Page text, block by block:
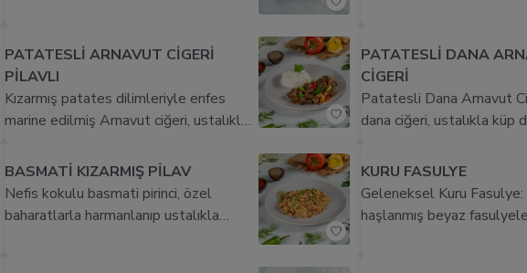
domates sosuyla sunulan bu
geleneksel tat, Ege'nin eşsiz
lezzetlerini sofranıza getiriyor.
sıcak servis edilen bu
yemeği, sofranızın
PATATESLİ ARNAVUT CİGERİ
PİLAVLI
Kızarmış patates dilimleriyle enfes
marine edilmiş Arnavut ciğeri, ustalıkla
servis edilen bu lezzet, damaklarınızda
unutulmaz bir şölen yaratacak. Afiyetle
keşfedin!
PATATESLİ DANA
CİGERİ
Patatesli Dana Arnavut
dana ciğeri, ustalıkla küp
sarısı patatesle sunulan
damakta unutulmaz iz
deneyimi sunar.
BASMATİ KIZARMIŞ PİLAV
Nefis kokulu basmati pirinci, özel
baharatlarla harmanlanıp ustalıkla
KURU FASULYE
Geleneksel Kuru
haşlanmış beyaz